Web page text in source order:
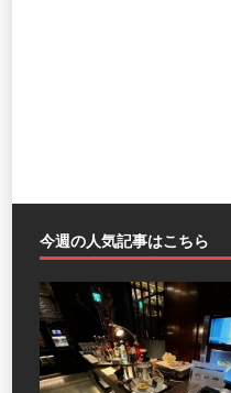
今週の人気記事はこちら